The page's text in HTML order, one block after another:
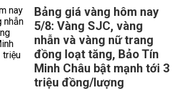
Bảng giá vàng hôm nay
5/8: Vàng SJC, vàng
nhẫn và vàng nữ trang
đồng loạt tăng, Bảo Tín
Minh Châu bật mạnh tới 3
triệu đồng/lượng